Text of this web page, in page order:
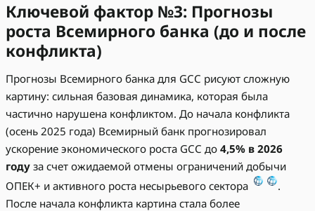
Ключевой фактор №3: Прогнозы
роста Всемирного банка (до и после
конфликта)
Прогнозы Всемирного банка для GCC рисуют сложную
картину: сильная базовая динамика, которая была
частично нарушена конфликтом. До начала конфликта
(осень 2025 года) Всемирный банк прогнозировал
ускорение экономического роста GCC до 4,5% в 2026
году за счет ожидаемой отмены ограничений добычи
ОПЕК+ и активного роста несырьевого сектора
.
После начала конфликта картина стала более